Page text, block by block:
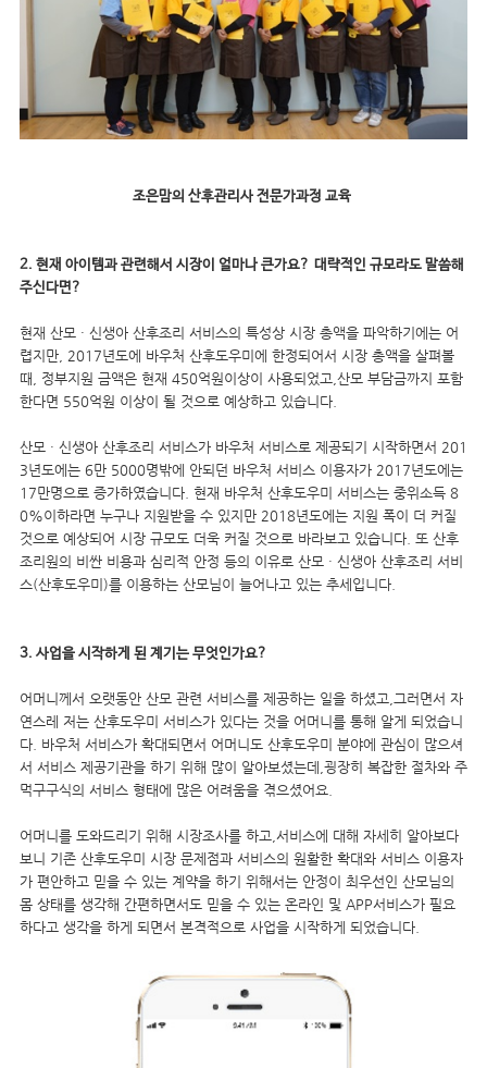
조은맘의 산후관리사 전문가과정 교육
2. 현재 아이템과 관련해서 시장이 얼마나 큰가요? 대략적인 규모라도 말씀해
주신다면?
현재 산모 · 신생아 산후조리 서비스의 특성상 시장 총액을 파악하기에는 어
렵지만, 2017년도에 바우처 산후도우미에 한정되어서 시장 총액을 살펴볼
때, 정부지원 금액은 현재 450억원이상이 사용되었고,산모 부담금까지 포함
한다면 550억원 이상이 될 것으로 예상하고 있습니다.
산모 · 신생아 산후조리 서비스가 바우처 서비스로 제공되기 시작하면서 201
3년도에는 6만 5000명밖에 안되던 바우처 서비스 이용자가 2017년도에는
17만명으로 증가하였습니다. 현재 바우처 산후도우미 서비스는 중위소득 8
0%이하라면 누구나 지원받을 수 있지만 2018년도에는 지원 폭이 더 커질
것으로 예상되어 시장 규모도 더욱 커질 것으로 바라보고 있습니다. 또 산후
조리원의 비싼 비용과 심리적 안정 등의 이유로 산모 · 신생아 산후조리 서비
스(산후도우미)를 이용하는 산모님이 늘어나고 있는 추세입니다.
3. 사업을 시작하게 된 계기는 무엇인가요?
어머니께서 오랫동안 산모 관련 서비스를 제공하는 일을 하셨고,그러면서 자
연스레 저는 산후도우미 서비스가 있다는 것을 어머니를 통해 알게 되었습니
다. 바우처 서비스가 확대되면서 어머니도 산후도우미 분야에 관심이 많으셔
서 서비스 제공기관을 하기 위해 많이 알아보셨는데,굉장히 복잡한 절차와 주
먹구구식의 서비스 형태에 많은 어려움을 겪으셨어요.
어머니를 도와드리기 위해 시장조사를 하고,서비스에 대해 자세히 알아보다
보니 기존 산후도우미 시장 문제점과 서비스의 원활한 확대와 서비스 이용자
가 편안하고 믿을 수 있는 계약을 하기 위해서는 안정이 최우선인 산모님의
몸 상태를 생각해 간편하면서도 믿을 수 있는 온라인 및 APP서비스가 필요
하다고 생각을 하게 되면서 본격적으로 사업을 시작하게 되었습니다.